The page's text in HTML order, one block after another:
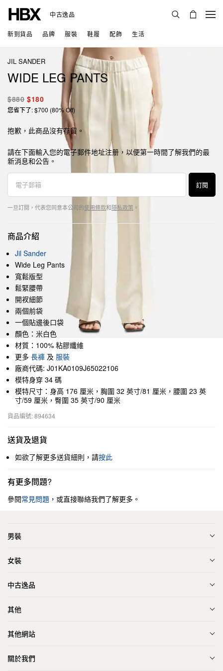
中古逸品
新到貨品 品牌 服裝 鞋履 配飾 生活
JIL SANDER
WIDE LEG PANTS
$880 $180
您省下了: $700 (80% Off)
抱歉，此商品沒有存貨。
請在下面輸入您的電子郵件地址注册，以便第一時間了解我們的最
新消息和公告。
訂閱
一旦訂閱，代表您同意本公司的使用條款和隱私政策 。
商品介紹
Jil Sander
Wide Leg Pants
寬鬆版型
鬆緊腰帶
開衩細節
兩個前袋
一個貼邊後口袋
顏色：米白色
材質：100% 粘膠纖維
更多 長褲 及 服裝
廠商代碼: J01KA0109J65022106
模特身穿 34 碼
模特尺寸：身高 176 厘米，胸圍 32 英寸/81 厘米，腰圍 23 英
寸/59 厘米，臀圍 35 英寸/90 厘米
貨品編號: 894634
送貨及退貨
如欲了解更多送貨細則，請按此
有更多問題?
參閱常見問題 ，或直接聯絡我們了解更多。
男裝
女裝
中古逸品
其他
其他網站
關於我們